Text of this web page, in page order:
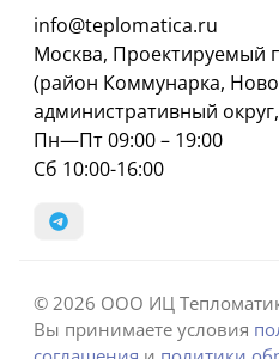
info@teplomatica.ru
Москва, Проектируемый
(район Коммунарка,
административный
Пн—Пт 09:00 – 19:00
Сб 10:00-16:00
© 2026 ООО ИЦ
Вы принимаете условия